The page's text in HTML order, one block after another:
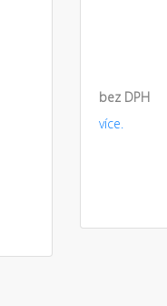
bez DPH
více.